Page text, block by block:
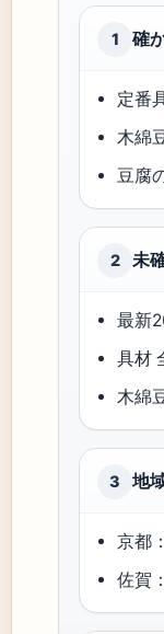
1 確
定番
木綿
豆腐
2 未
最新
具材
木綿
3 地
京都
佐賀